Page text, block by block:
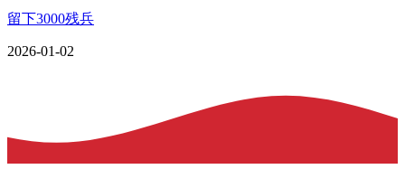
留下3000残兵
2026-01-02